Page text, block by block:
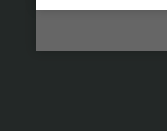
Ka­the­tera­b­la­ti­on von